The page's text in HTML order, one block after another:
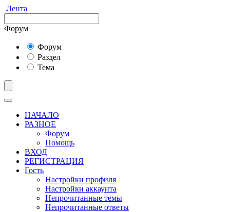
Лента
Форум
Форум
Раздел
Тема
НАЧАЛО
РАЗНОЕ
Форум
Помощь
ВХОД
РЕГИСТРАЦИЯ
Гость
Настройки профиля
Настройки аккаунта
Непрочитанные темы
Непрочитанные ответы